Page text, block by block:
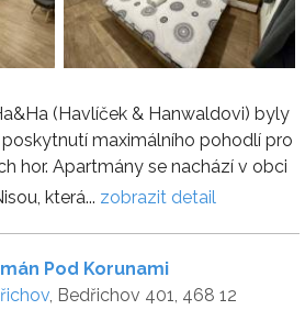
(Havlíček & Hanwaldovi) byly
maximálního pohodlí pro
hor. Apartmány se nachází v obci
která... zobrazit detail
Pod Korunami
, Bedřichov 401, 468 12